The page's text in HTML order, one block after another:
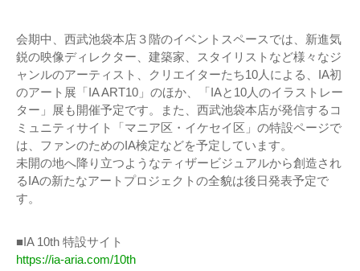
会期中、西武池袋本店３階のイベントスペースでは、新進気
鋭の映像ディレクター、建築家、スタイリストなど様々なジ
ャンルのアーティスト、クリエイターたち10人による、IA初
のアート展「IA ART10」のほか、「IAと10人のイラストレー
ター」展も開催予定です。また、西武池袋本店が発信するコ
ミュニティサイト「マニア区・イケセイ区」の特設ページで
は、ファンのためのIA検定などを予定しています。
未開の地へ降り立つようなティザービジュアルから創造され
るIAの新たなアートプロジェクトの全貌は後日発表予定で
す。
■IA 10th 特設サイト
https://ia-aria.com/10th